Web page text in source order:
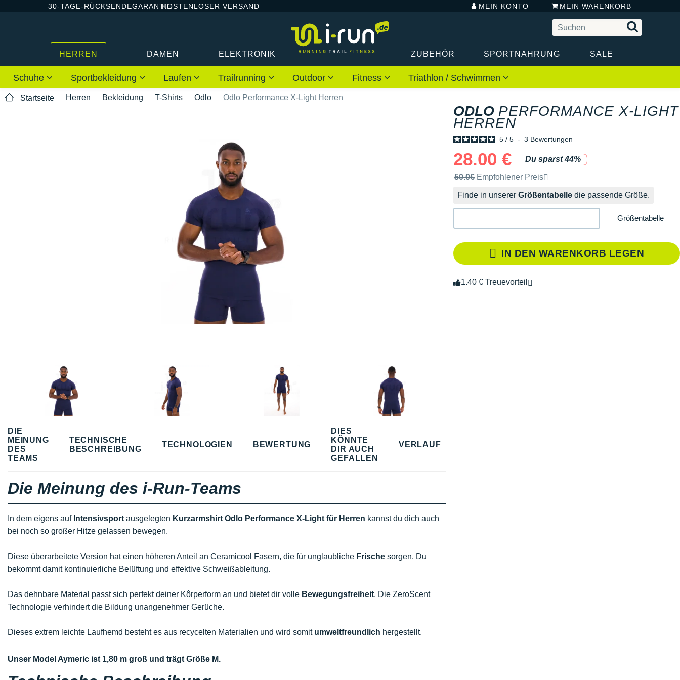
30-TAGE-RÜCKSENDEGARANTIEKOSTENLOSER VERSAND MEIN KONTO MEIN WARENKORB
HERREN DAMEN ELEKTRONIK ZUBEHÖR SPORTNAHRUNG SALE
Schuhe Sportbekleidung Laufen Trailrunning Outdoor Fitness Triathlon / Schwimmen
Startseite Herren Bekleidung T-Shirts Odlo Odlo Performance X-Light Herren
ODLO PERFORMANCE X-LIGHT
HERREN
5 / 5 - 3 Bewertungen
28.00 €
Du sparst 44%
Unverbindliche Preisempfehlung der Marke
50.0€ Empfohlener Preis
Finde in unserer Größentabelle die passende Größe.
Größentabelle
IN DEN WARENKORB LEGEN
1.40 € Treuevorteil
DIE
MEINUNG
DES
TEAMS
TECHNISCHE
BESCHREIBUNG
TECHNOLOGIEN BEWERTUNG
DIES
KÖNNTE
DIR AUCH
GEFALLEN
VERLAUF
Die Meinung des i-Run-Teams
In dem eigens auf Intensivsport ausgelegten Kurzarmshirt Odlo Performance X-Light für Herren kannst du dich auch
bei noch so großer Hitze gelassen bewegen.
Diese überarbeitete Version hat einen höheren Anteil an Ceramicool Fasern, die für unglaubliche Frische sorgen. Du
bekommt damit kontinuierliche Belüftung und effektive Schweißableitung.
Das dehnbare Material passt sich perfekt deiner Kôrperform an und bietet dir volle Bewegungsfreiheit. Die ZeroScent
Technologie verhindert die Bildung unangenehmer Gerüche.
Dieses extrem leichte Laufhemd besteht es aus recycelten Materialien und wird somit umweltfreundlich hergestellt.
Unser Model Aymeric ist 1,80 m groß und trägt Größe M.